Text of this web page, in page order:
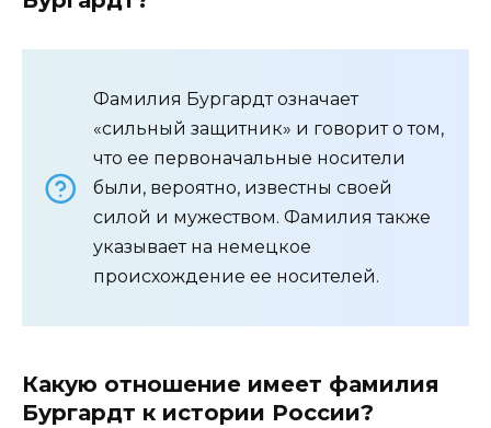
Фамилия Бургардт означает
«сильный защитник» и говорит о том,
что ее первоначальные носители
были, вероятно, известны своей
силой и мужеством. Фамилия также
указывает на немецкое
происхождение ее носителей.
Какую отношение имеет фамилия
Бургардт к истории России?